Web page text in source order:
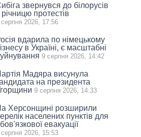
звернувся до білорусів
річницю протестів
2026, 17:56
вдарила по німецькому
в Україні, є масштабні
9 серпня 2026, 14:42
Мадяра висунула
на президента
9 серпня 2026, 14:33
Херсонщині розширили
населених пунктів для
евакуації
2026, 15:53